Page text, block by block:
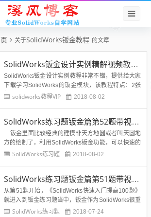
关于SolidWorks钣金教程 的文章
SolidWorks钣金设计实例精解视频教程2014版
SolidWorks钣金设计实例教程非常不错，提供给大家
下载学习SolidWorks的钣金模块，该教程特点：2张
超值DVD光盘，6.7GB，22.5小时的全程语音视频讲
顶向下钣金产品的设计方法和过...
solidworks教程VIP 2018-08-02
SolidWorks练习题钣金篇第52题带视频答案模型
钣金里面比较经典的建模非天方地圆或者叫天圆地
方的绘制了，利用SolidWorks钣金功能，可以快速的
导出SolidWorks天圆地方展开的钣金下料图，如果用
钣...
SolidWorks练习题 2018-08-02
SolidWorks练习题钣金篇第51题带视频答案模型
从第51题开始，《SolidWorks快速入门提高100题》
就进入到钣金练习题当中，钣金作为SolidWorks很重
要的一个模块，将会在今后的工作中应用非常广泛，
SolidWorks练习题 2018-07-24